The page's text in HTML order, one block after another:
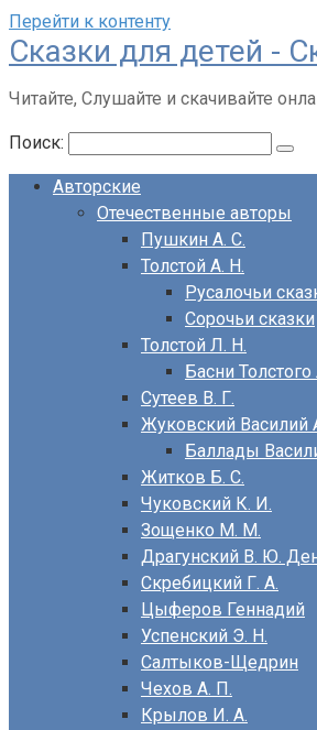
Перейти к контенту
Сказки для детей -
Читайте, Слушайте и скачивайте
Поиск:
Авторские
Отечественные авторы
Пушкин А. С.
Толстой А. Н.
Русалочьи
Сорочьи сказки
Толстой Л. Н.
Басни
Сутеев В. Г.
Жуковский Василий
Баллады
Житков Б. С.
Чуковский К. И.
Зощенко М. М.
Драгунский В. Ю.
Скребицкий Г. А.
Цыферов Геннадий
Успенский Э. Н.
Салтыков-Щедрин
Чехов А. П.
Крылов И. А.